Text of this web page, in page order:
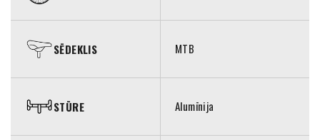
SĒDEKLIS MTB
STŪRE Alumīnija